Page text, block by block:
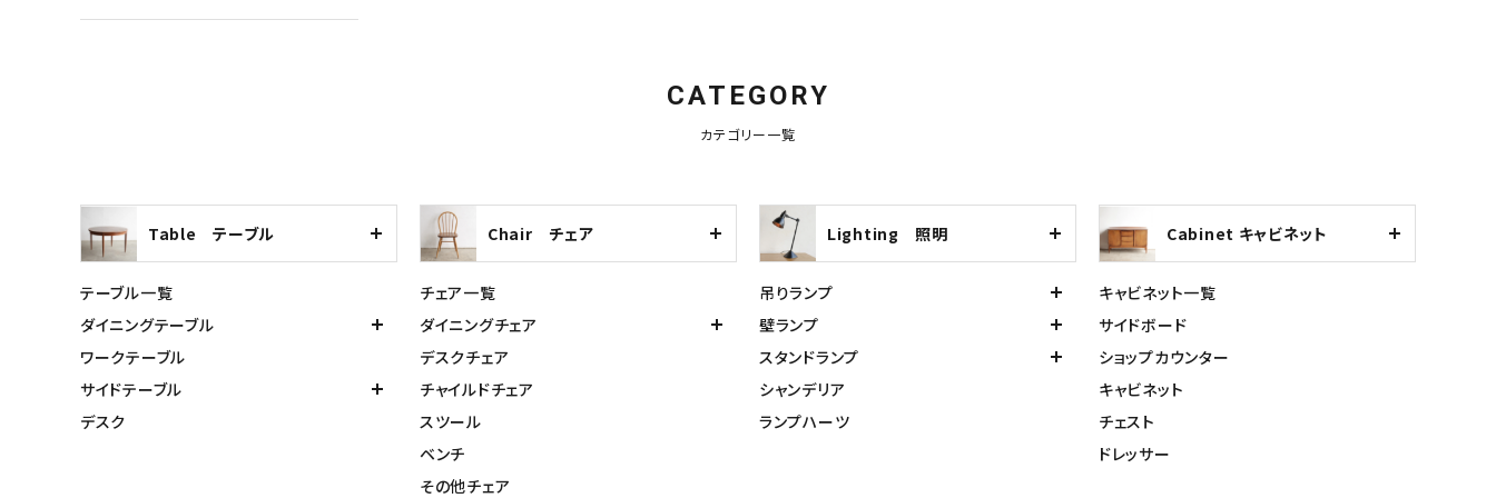
CATEGORY
カテゴリー一覧
Table テーブル
テーブル一覧
ダイニングテーブル
ワークテーブル
サイドテーブル
デスク
Chair チェア
チェア一覧
ダイニングチェア
デスクチェア
チャイルドチェア
スツール
ベンチ
その他チェア
Lighting 照明
吊りランプ
壁ランプ
スタンドランプ
シャンデリア
ランプハーツ
Cabinet キャビネット
キャビネット一覧
サイドボード
ショップカウンター
キャビネット
チェスト
ドレッサー